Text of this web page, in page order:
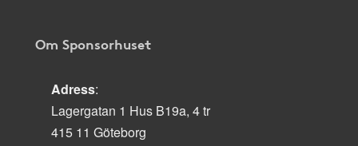
Om Sponsorhuset
Adress:
Lagergatan 1 Hus B19a, 4 tr
415 11 Göteborg